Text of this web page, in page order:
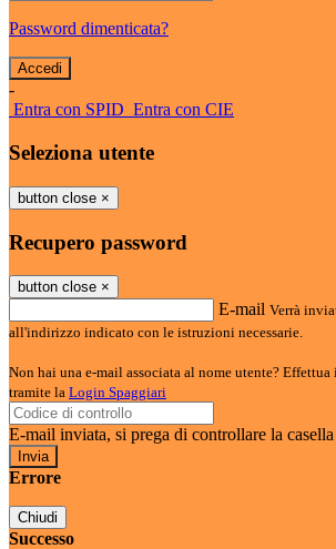
Password dimenticata?
-
Entra con SPID Entra con CIE
Seleziona utente
button close ×
Recupero password
button close ×
E-mail Verrà
all'indirizzo indicato con le istruzioni necessarie.
Non hai una e-mail associata al nome utente? Effettua
tramite la Login Spaggiari
E-mail inviata, si prega di controllare la
Errore
Chiudi
Successo